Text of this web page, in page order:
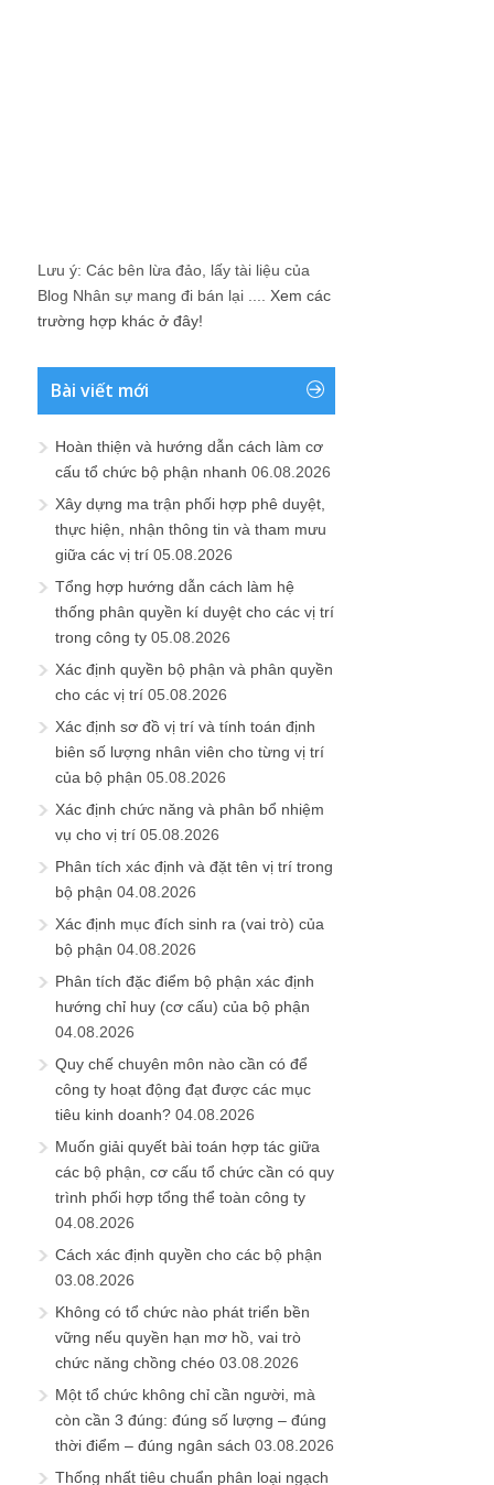
Lưu ý: Các bên lừa đảo, lấy tài liệu của
Blog Nhân sự mang đi bán lại .... Xem các
trường hợp khác ở đây!
Bài viết mới
Hoàn thiện và hướng dẫn cách làm cơ
cấu tổ chức bộ phận nhanh 06.08.2026
Xây dựng ma trận phối hợp phê duyệt,
thực hiện, nhận thông tin và tham mưu
giữa các vị trí 05.08.2026
Tổng hợp hướng dẫn cách làm hệ
thống phân quyền kí duyệt cho các vị trí
trong công ty 05.08.2026
Xác định quyền bộ phận và phân quyền
cho các vị trí 05.08.2026
Xác định sơ đồ vị trí và tính toán định
biên số lượng nhân viên cho từng vị trí
của bộ phận 05.08.2026
Xác định chức năng và phân bổ nhiệm
vụ cho vị trí 05.08.2026
Phân tích xác định và đặt tên vị trí trong
bộ phận 04.08.2026
Xác định mục đích sinh ra (vai trò) của
bộ phận 04.08.2026
Phân tích đặc điểm bộ phận xác định
hướng chỉ huy (cơ cấu) của bộ phận
04.08.2026
Quy chế chuyên môn nào cần có để
công ty hoạt động đạt được các mục
tiêu kinh doanh? 04.08.2026
Muốn giải quyết bài toán hợp tác giữa
các bộ phận, cơ cấu tổ chức cần có quy
trình phối hợp tổng thể toàn công ty
04.08.2026
Cách xác định quyền cho các bộ phận
03.08.2026
Không có tổ chức nào phát triển bền
vững nếu quyền hạn mơ hồ, vai trò
chức năng chồng chéo 03.08.2026
Một tổ chức không chỉ cần người, mà
còn cần 3 đúng: đúng số lượng – đúng
thời điểm – đúng ngân sách 03.08.2026
Thống nhất tiêu chuẩn phân loại ngạch